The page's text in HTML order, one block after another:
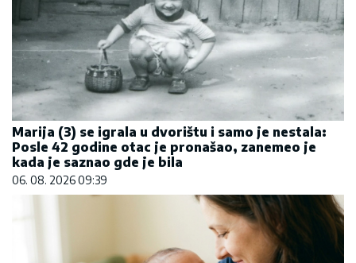
Marija (3) se igrala u dvorištu i samo je nestala:
Posle 42 godine otac je pronašao, zanemeo je
kada je saznao gde je bila
06. 08. 2026 09:39